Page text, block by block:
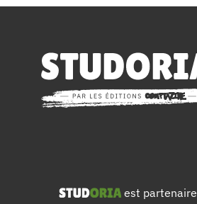
est partenaire